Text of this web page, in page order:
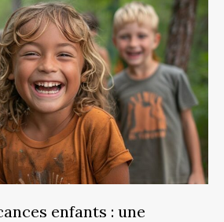
enfants : une